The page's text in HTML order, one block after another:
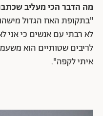
מה הדבר הכי מעליב
"בתקופת האח הגדול
לא רבתי עם אנשים כי אני
לריבים שטותיים הוא
איתי לקפה".